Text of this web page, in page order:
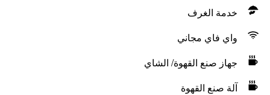
خدمة الغرف
واي فاي مجاني
جهاز صنع القهوة/ الشاي
آلة صنع القهوة